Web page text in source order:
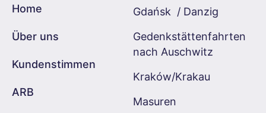
Home
Über uns
Kundenstimmen
ARB
Gdańsk / Danzig
Gedenkstättenfahrten
nach Auschwitz
Kraków/Krakau
Masuren